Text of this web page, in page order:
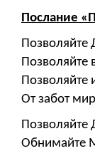
Послание
Позволяйте
Позволяйте
От забот
Позволяйте
Обнимайте